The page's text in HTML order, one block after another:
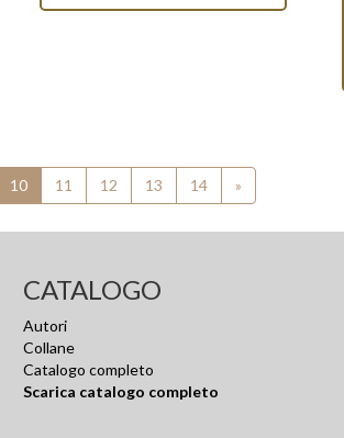
10 11 12 13 14 »
CATALOGO
Autori
Collane
Catalogo completo
Scarica catalogo completo